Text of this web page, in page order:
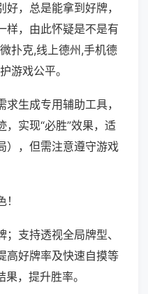
，总是能拿到好牌，
样，由此怀疑是不是有
扑克,线上德州,手机德
游戏公平。
生成专用辅助工具，
实现“必胜”效果，适
），但需注意遵守游戏
支持透视全局牌型、
高好牌率及快速自摸等
，提升胜率。